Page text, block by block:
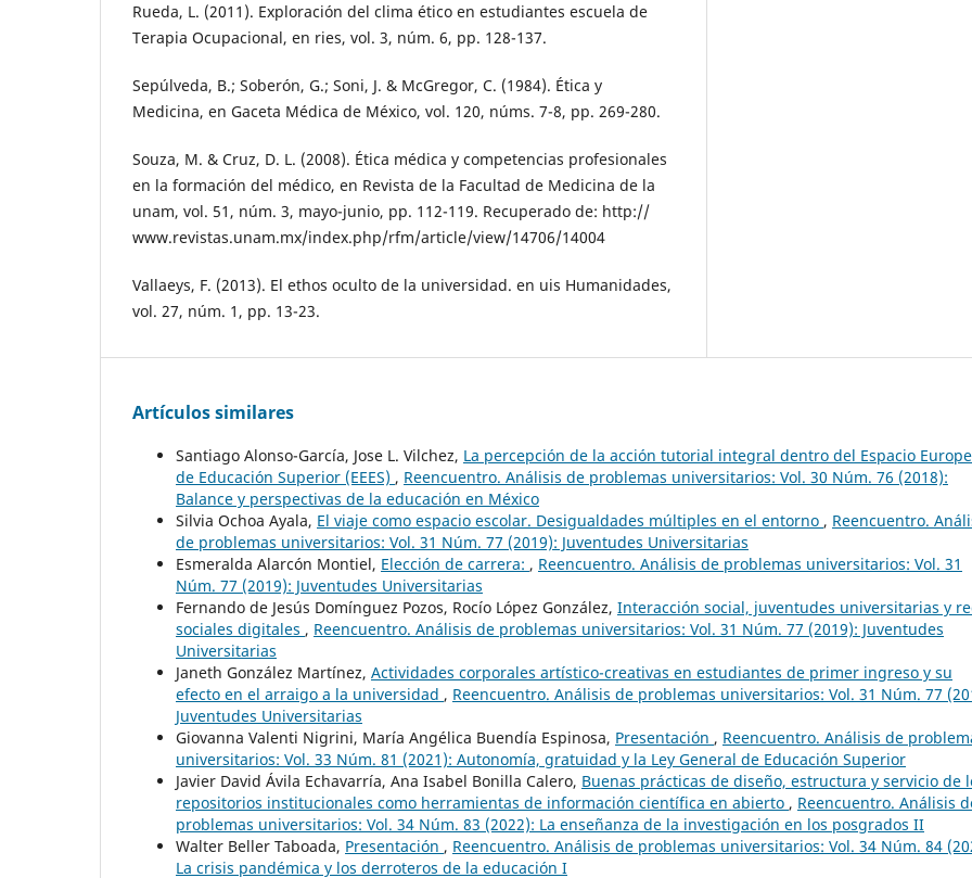
Rueda, L. (2011). Exploración del clima ético en estudiantes escuela de
Terapia Ocupacional, en ries, vol. 3, núm. 6, pp. 128-137.
Sepúlveda, B.; Soberón, G.; Soni, J. & McGregor, C. (1984). Ética y
Medicina, en Gaceta Médica de México, vol. 120, núms. 7-8, pp. 269-280.
Souza, M. & Cruz, D. L. (2008). Ética médica y competencias profesionales
en la formación del médico, en Revista de la Facultad de Medicina de la
unam, vol. 51, núm. 3, mayo-junio, pp. 112-119. Recuperado de: http://
www.revistas.unam.mx/index.php/rfm/article/view/14706/14004
Vallaeys, F. (2013). El ethos oculto de la universidad. en uis Humanidades,
vol. 27, núm. 1, pp. 13-23.
Artículos similares
Santiago Alonso-García, Jose L. Vilchez, La percepción de la acción tutorial integral dentro del Espacio
de Educación Superior (EEES) , Reencuentro. Análisis de problemas universitarios: Vol. 30 Núm. 76 (2018):
Balance y perspectivas de la educación en México
Silvia Ochoa Ayala, El viaje como espacio escolar. Desigualdades múltiples en el entorno , Reencuentro.
de problemas universitarios: Vol. 31 Núm. 77 (2019): Juventudes Universitarias
Esmeralda Alarcón Montiel, Elección de carrera: , Reencuentro. Análisis de problemas universitarios: Vol. 31
Núm. 77 (2019): Juventudes Universitarias
Fernando de Jesús Domínguez Pozos, Rocío López González, Interacción social, juventudes universitarias y
sociales digitales , Reencuentro. Análisis de problemas universitarios: Vol. 31 Núm. 77 (2019): Juventudes
Universitarias
Janeth González Martínez, Actividades corporales artístico-creativas en estudiantes de primer ingreso y su
efecto en el arraigo a la universidad , Reencuentro. Análisis de problemas universitarios: Vol. 31 Núm. 77
Juventudes Universitarias
Giovanna Valenti Nigrini, María Angélica Buendía Espinosa, Presentación , Reencuentro. Análisis de
universitarios: Vol. 33 Núm. 81 (2021): Autonomía, gratuidad y la Ley General de Educación Superior
Javier David Ávila Echavarría, Ana Isabel Bonilla Calero, Buenas prácticas de diseño, estructura y servicio de
repositorios institucionales como herramientas de información científica en abierto , Reencuentro. Análisis
problemas universitarios: Vol. 34 Núm. 83 (2022): La enseñanza de la investigación en los posgrados II
Walter Beller Taboada, Presentación , Reencuentro. Análisis de problemas universitarios: Vol. 34 Núm. 84
La crisis pandémica y los derroteros de la educación I